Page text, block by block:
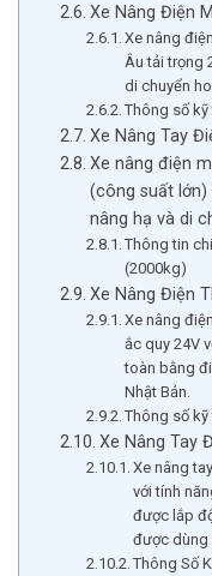
Xe Nâng Điện
Xe nâng
Âu tải trọng
di chuyển
Thông số kỹ
Xe Nâng Tay
Xe nâng điện
(công suất lớn)
nâng hạ và di
Thông tin
(2000kg)
Xe Nâng Điện
Xe nâng
ắc quy 24V
toàn bằng
Nhật Bản.
Thông số kỹ
Xe Nâng Tay
Xe nâng
với tính
được lắp
được dùng
Thông Số